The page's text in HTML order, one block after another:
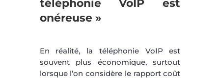
téléphonie VoIP est
onéreuse »
En réalité, la téléphonie VoIP est
souvent plus économique, surtout
lorsque l’on considère le rapport coût